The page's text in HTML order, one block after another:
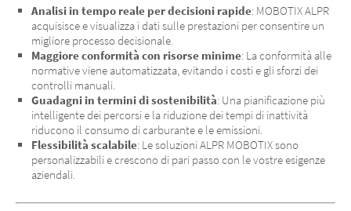
Analisi in tempo reale per decisioni rapide: MOBOTIX ALPR
acquisisce e visualizza i dati sulle prestazioni per consentire un
migliore processo decisionale.
Maggiore conformità con risorse minime: La conformità alle
normative viene automatizzata, evitando i costi e gli sforzi dei
controlli manuali.
Guadagni in termini di sostenibilità: Una pianificazione più
intelligente dei percorsi e la riduzione dei tempi di inattività
riducono il consumo di carburante e le emissioni.
Flessibilità scalabile: Le soluzioni ALPR MOBOTIX sono
personalizzabili e crescono di pari passo con le vostre esigenze
aziendali.